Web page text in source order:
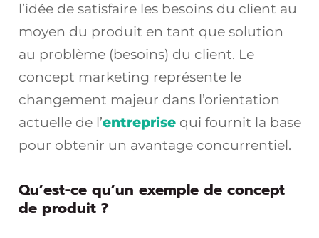
l’idée de satisfaire les besoins du client au
moyen du produit en tant que solution
au problème (besoins) du client. Le
concept marketing représente le
changement majeur dans l’orientation
actuelle de l’entreprisequi fournit la base
pour obtenir un avantage concurrentiel.
Qu’est-ce qu’un exemple de concept
de produit ?